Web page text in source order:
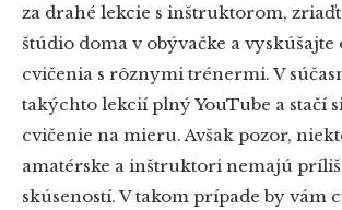
za drahé lekcie s inštruktorom,
štúdio doma v obývačke a
cvičenia s rôznymi trénermi. V
takýchto lekcií plný YouTube a stačí
cvičenie na mieru. Avšak pozor,
amatérske a inštruktori nemajú
skúseností. V takom prípade by vám